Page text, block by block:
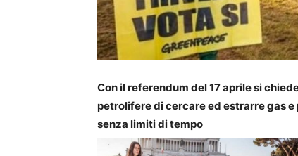
Con il referendum del 17 aprile si
petrolifere di cercare ed estrarre gas
senza limiti di tempo